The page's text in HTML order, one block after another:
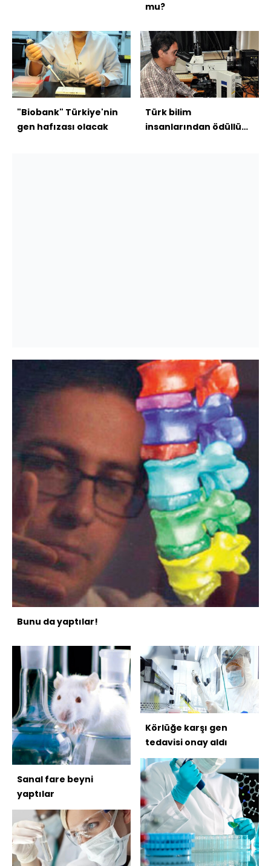
mu?
"Biobank" Türkiye'nin
gen hafızası olacak
Türk bilim
insanlarından ödüllü
Bunu da yaptılar!
Sanal fare beyni
yaptılar
Körlüğe karşı gen
tedavisi onay aldı